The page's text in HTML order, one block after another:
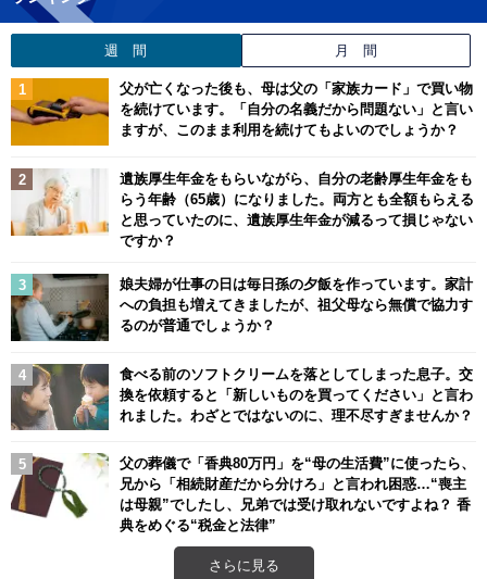
週 間 月 間
父が亡くなった後も、母は父の「家族カード」で買い物
を続けています。「自分の名義だから問題ない」と言い
ますが、このまま利用を続けてもよいのでしょうか？
遺族厚生年金をもらいながら、自分の老齢厚生年金をも
らう年齢（65歳）になりました。両方とも全額もらえる
と思っていたのに、遺族厚生年金が減るって損じゃない
ですか？
娘夫婦が仕事の日は毎日孫の夕飯を作っています。家計
への負担も増えてきましたが、祖父母なら無償で協力す
るのが普通でしょうか？
食べる前のソフトクリームを落としてしまった息子。交
換を依頼すると「新しいものを買ってください」と言わ
れました。わざとではないのに、理不尽すぎませんか？
父の葬儀で「香典80万円」を“母の生活費”に使ったら、
兄から「相続財産だから分けろ」と言われ困惑…“喪主
は母親”でしたし、兄弟では受け取れないですよね？ 香
典をめぐる“税金と法律”
さらに見る